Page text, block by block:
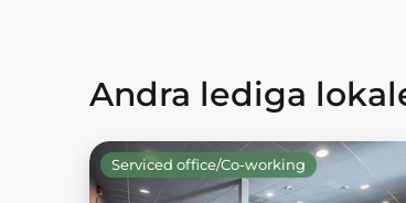
Andra lediga
Serviced office/Co-working